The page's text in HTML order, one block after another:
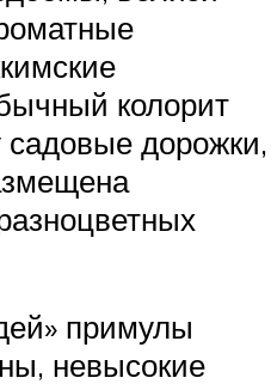
колорит
садовые дорожки,
примулы
невысокие